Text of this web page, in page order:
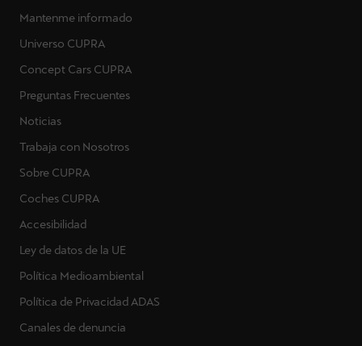
Mantenme informado
Universo CUPRA
Concept Cars CUPRA
Preguntas Frecuentes
Noticias
Trabaja con Nosotros
Sobre CUPRA
Coches CUPRA
Accesibilidad
Ley de datos de la UE
Política Medioambiental
Política de Privacidad ADAS
Canales de denuncia